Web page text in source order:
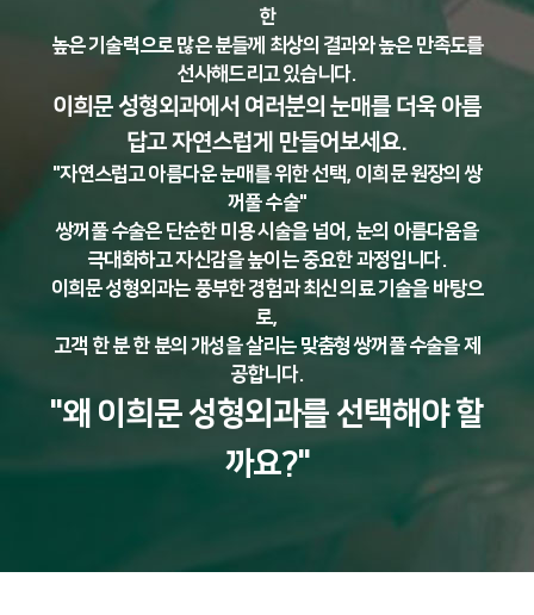
한
높은 기술력으로 많은 분들께 최상의 결과와 높은 만족도를
선사해드리고 있습니다.
이희문 성형외과에서 여러분의 눈매를 더욱 아름
답고 자연스럽게 만들어보세요.
"자연스럽고 아름다운 눈매를 위한 선택, 이희문 원장의 쌍
꺼풀 수술"
쌍꺼풀 수술은 단순한 미용 시술을 넘어, 눈의 아름다움을
극대화하고 자신감을 높이는 중요한 과정입니다.
이희문 성형외과는 풍부한 경험과 최신 의료 기술을 바탕으
로,
고객 한 분 한 분의 개성을 살리는 맞춤형 쌍꺼풀 수술을 제
공합니다.
"왜 이희문 성형외과를 선택해야 할
까요?"